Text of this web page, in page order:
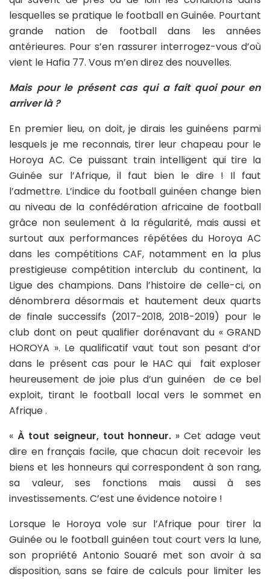
lesquelles se pratique le football en Guinée. Pourtant
grande nation de football dans les années
antérieures. Pour s’en rassurer interrogez-vous d’où
vient le Hafia 77. Vous m’en direz des nouvelles.
Mais pour le présent cas qui a fait quoi pour en
arriver là ?
En premier lieu, on doit, je dirais les guinéens parmi
lesquels je me reconnais, tirer leur chapeau pour le
Horoya AC. Ce puissant train intelligent qui tire la
Guinée sur l’Afrique, il faut bien le dire ! Il faut
l’admettre. L’indice du football guinéen change bien
au niveau de la confédération africaine de football
grâce non seulement à la régularité, mais aussi et
surtout aux performances répétées du Horoya AC
dans les compétitions CAF, notamment en la plus
prestigieuse compétition interclub du continent, la
Ligue des champions. Dans l’histoire de celle-ci, on
dénombrera désormais et hautement deux quarts
de finale successifs (2017-2018, 2018-2019) pour le
club dont on peut qualifier dorénavant du « GRAND
HOROYA ». Le qualificatif vaut tout son pesant d’or
dans le présent cas pour le HAC qui fait exploser
heureusement de joie plus d’un guinéen de ce bel
exploit, tirant le football local vers le sommet en
Afrique .
« À tout seigneur, tout honneur. » Cet adage veut
dire en français facile, que chacun doit recevoir les
biens et les honneurs qui correspondent à son rang,
sa valeur, ses fonctions mais aussi à ses
investissements. C’est une évidence notoire !
Lorsque le Horoya vole sur l’Afrique pour tirer la
Guinée ou le football guinéen tout court vers la lune,
son propriété Antonio Souaré met son avoir à sa
disposition, sans se faire de calculs pour limiter les